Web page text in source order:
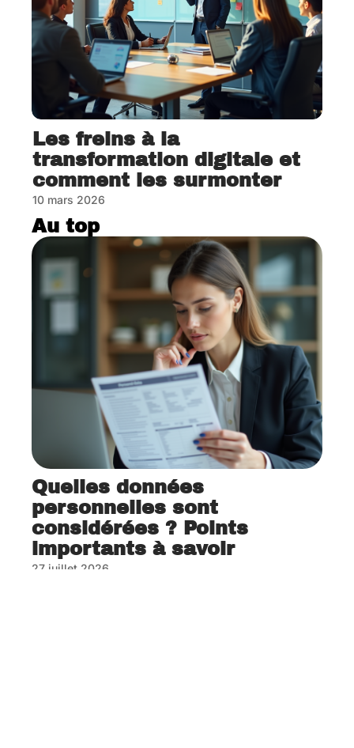
Les freins à la
transformation digitale et
comment les surmonter
10 mars 2026
Au top
Quelles données
personnelles sont
considérées ? Points
importants à savoir
27 juillet 2026